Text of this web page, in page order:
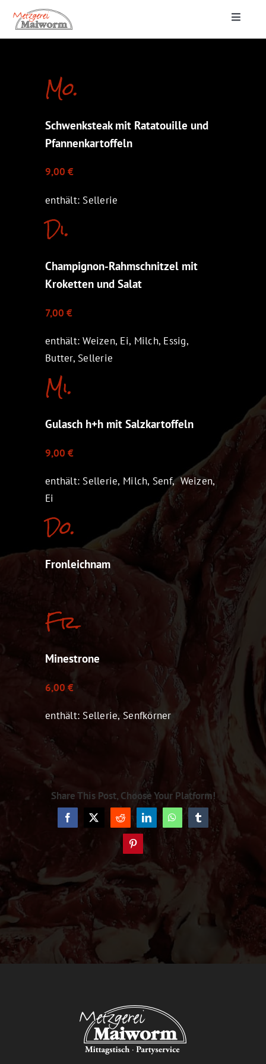
Inhalt
springen
Toggle
Lieferung & Catering
Metzgerei
Mo.
Schwenksteak mit Ratatouille und
Pfannenkartoffeln
9,00 €
enthält: Sellerie
Di.
Champignon-Rahmschnitzel mit
Kroketten und Salat
7,00 €
enthält: Weizen, Ei, Milch, Essig,
Butter, Sellerie
Mi.
Gulasch h+h mit Salzkartoffeln
9,00 €
enthält: Sellerie, Milch, Senf, Weizen,
Ei
Do.
Fronleichnam
Fr.
Minestrone
6,00 €
enthält: Sellerie, Senfkörner
Share This Post, Choose Your Platform!
Facebook
X RedditLinkedInWhatsAppTumblr
Pinterest